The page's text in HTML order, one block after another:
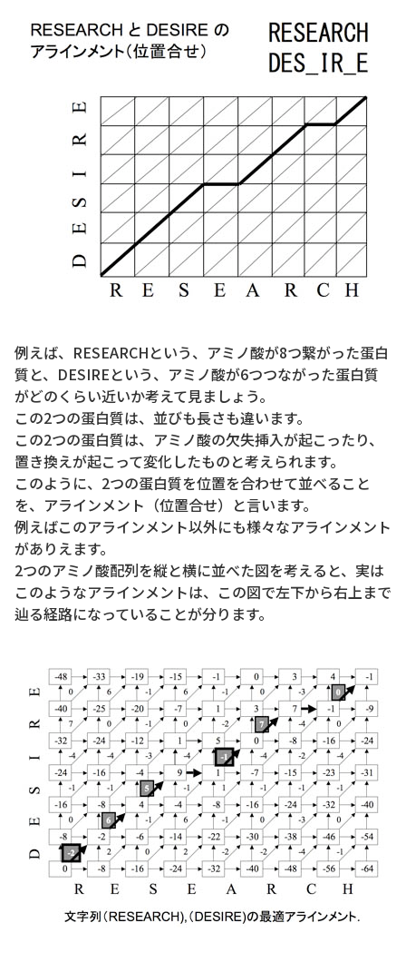
例えば、RESEARCHという、アミノ酸が8つ繋がった蛋白
質と、DESIREという、アミノ酸が6つつながった蛋白質
がどのくらい近いか考えて見ましょう。
この2つの蛋白質は、並びも長さも違います。
この2つの蛋白質は、アミノ酸の欠失挿入が起こったり、
置き換えが起こって変化したものと考えられます。
このように、2つの蛋白質を位置を合わせて並べること
を、アラインメント（位置合せ）と言います。
例えばこのアラインメント以外にも様々なアラインメント
がありえます。
2つのアミノ酸配列を縦と横に並べた図を考えると、実は
このようなアラインメントは、この図で左下から右上まで
辿る経路になっていることが分ります。